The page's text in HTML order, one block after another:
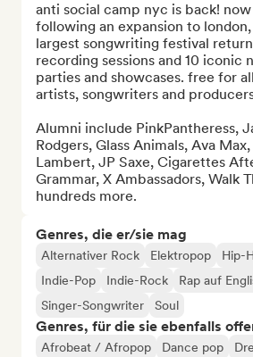
anti social camp nyc is back!
following an expansion to
largest songwriting festival
recording sessions and 10 iconic
parties and showcases. free for
artists, songwriters and
Alumni include PinkPantheress,
Rodgers, Glass Animals, Ava
Lambert, JP Saxe, Cigarettes
Grammar, X Ambassadors, Walk
hundreds more.
Genres, die er/sie mag
Alternativer Rock Elektropop Hip-
Indie-Pop
Indie-Rock Rap auf
Singer-Songwriter
Soul
Genres, für die sie ebenfalls
Afrobeat / Afropop Dance pop